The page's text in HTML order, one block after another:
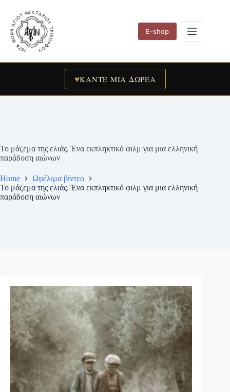
content
E-shop
♥ΚΑΝΤΕ ΜΙΑ ΔΩΡΕΑ
Το μάζεμα της ελιάς. Ένα εκπληκτικό φιλμ για μια ελληνική
παράδοση αιώνων
Home
Ωφέλιμα βίντεο
Το μάζεμα της ελιάς. Ένα εκπληκτικό φιλμ για μια ελληνική
παράδοση αιώνων